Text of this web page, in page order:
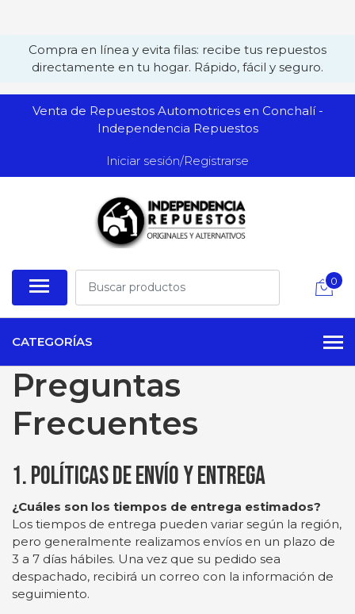
Compra en línea y evita filas: recibe tus repuestos
directamente en tu hogar. Rápido, fácil y seguro.
Venta de Repuestos Automotrices en Conchalí -
Independencia Repuestos
Iniciar sesión/Registrarse
0
CATEGORÍAS
Preguntas
Frecuentes
1. Políticas de Envío y Entrega
¿Cuáles son los tiempos de entrega estimados?
Los tiempos de entrega pueden variar según la región,
pero generalmente realizamos envíos en un plazo de
3 a 7 días hábiles. Una vez que su pedido sea
despachado, recibirá un correo con la información de
seguimiento.